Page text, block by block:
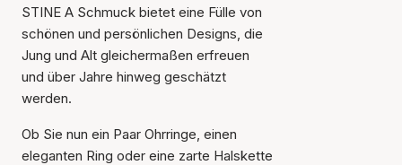
STINE A Schmuck bietet eine Fülle von
schönen und persönlichen Designs, die
Jung und Alt gleichermaßen erfreuen
und über Jahre hinweg geschätzt
werden.
Ob Sie nun ein Paar Ohrringe, einen
eleganten Ring oder eine zarte Halskette